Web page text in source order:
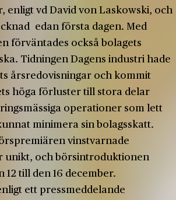
enligt vd David von Laskowski, och
edan första dagen. Med
förväntades också bolagets
Tidningen Dagens industri hade
årsredovisningar och kommit
höga förluster till stora delar
operationer som lett
minimera sin bolagsskatt.
vinstvarnade
unikt, och börsintroduktionen
12 till den 16 december.
ett pressmeddelande